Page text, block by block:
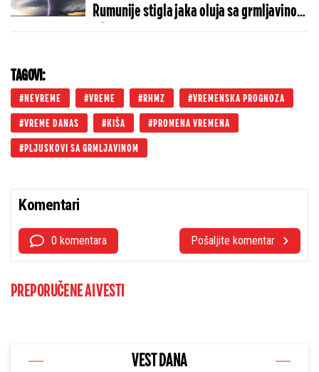
Rumunije stigla jaka oluja sa grmljavinom
- Šok na radaru (MAPA)
TAGOVI:
NEVREME VREME RHMZ VREMENSKA PROGNOZA
VREME DANAS KIŠA PROMENA VREMENA
PLJUSKOVI SA GRMLJAVINOM
Komentari
0 komentara Pošaljite komentar
PREPORUČENE AI VESTI
VEST DANA